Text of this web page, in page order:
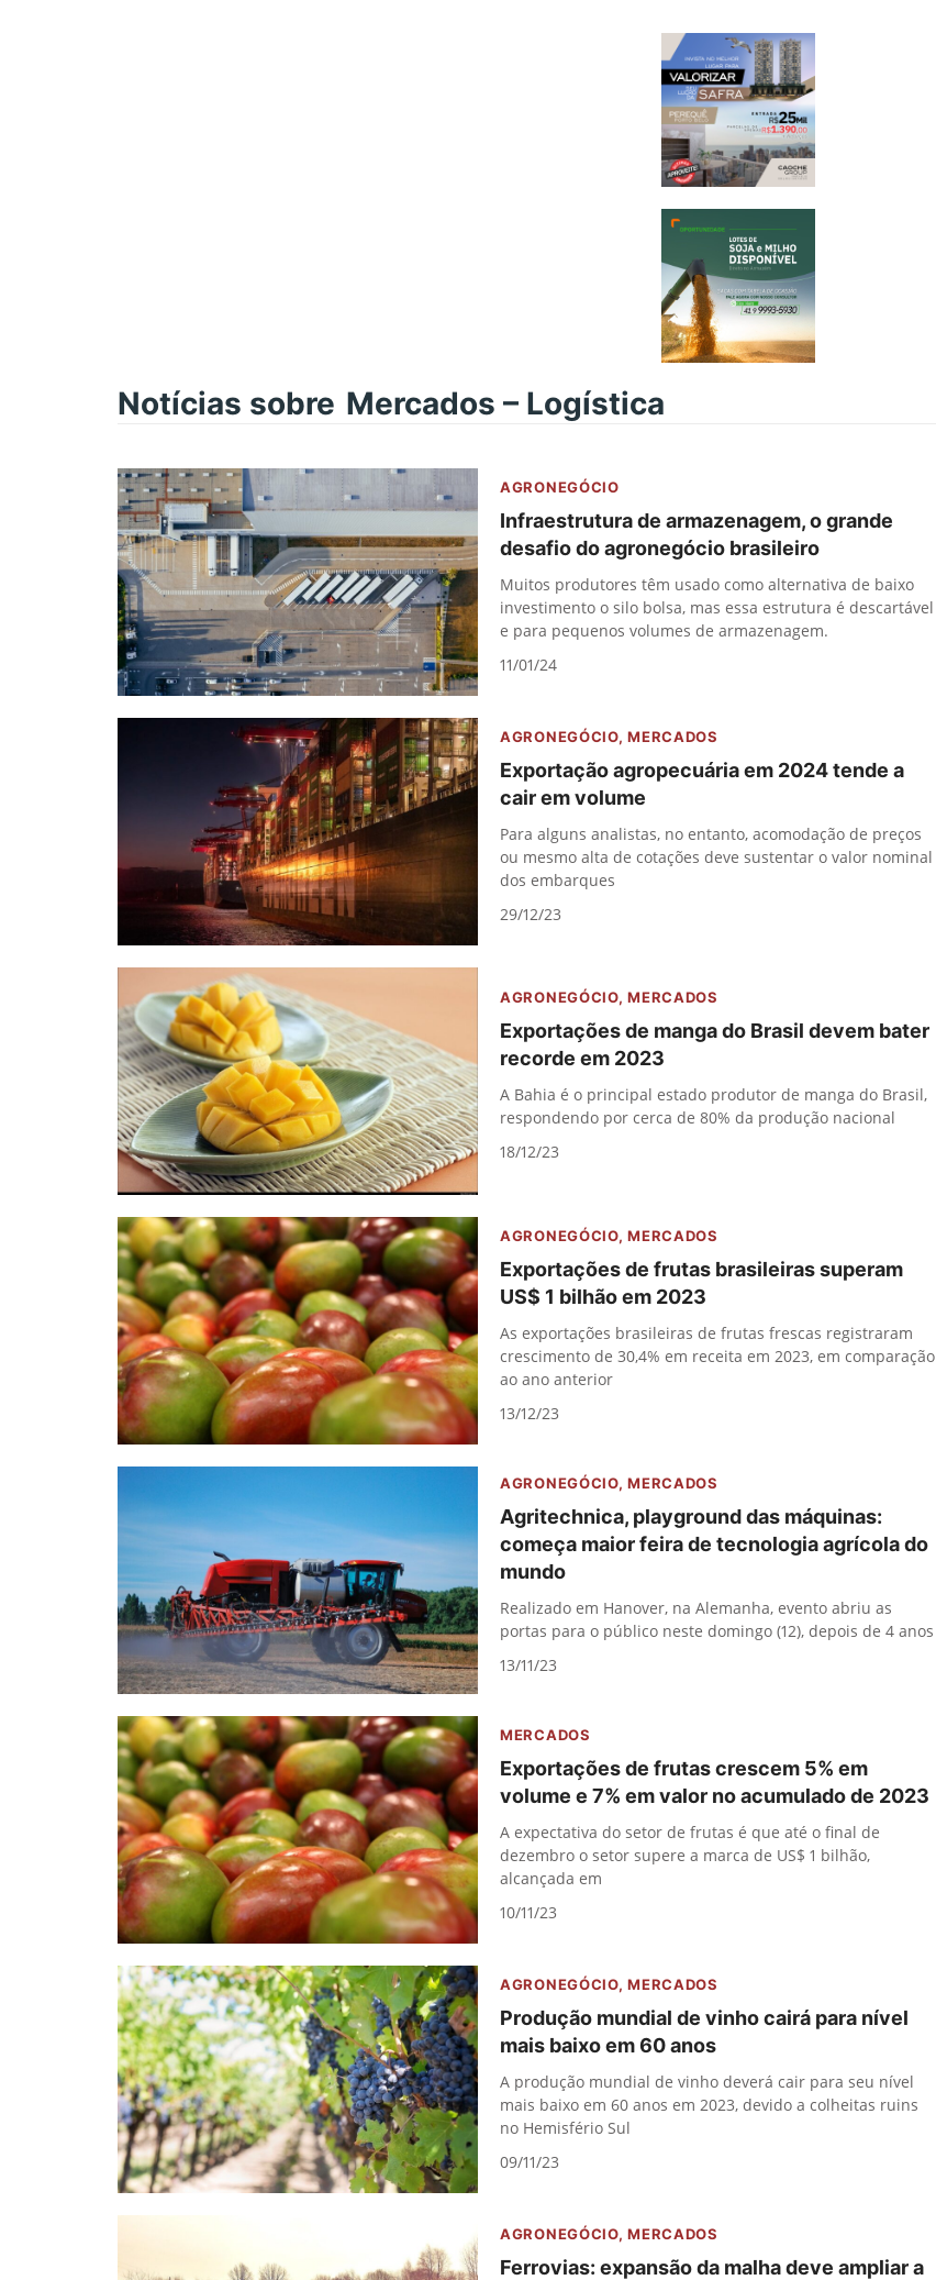
Notícias sobre Mercados – Logística
AGRONEGÓCIO
Infraestrutura de armazenagem, o grande
desafio do agronegócio brasileiro
Muitos produtores têm usado como alternativa de baixo
investimento o silo bolsa, mas essa estrutura é descartável
e para pequenos volumes de armazenagem.
11/01/24
AGRONEGÓCIO,MERCADOS
Exportação agropecuária em 2024 tende a
cair em volume
Para alguns analistas, no entanto, acomodação de preços
ou mesmo alta de cotações deve sustentar o valor nominal
dos embarques
29/12/23
AGRONEGÓCIO,MERCADOS
Exportações de manga do Brasil devem bater
recorde em 2023
A Bahia é o principal estado produtor de manga do Brasil,
respondendo por cerca de 80% da produção nacional
18/12/23
AGRONEGÓCIO,MERCADOS
Exportações de frutas brasileiras superam
US$ 1 bilhão em 2023
As exportações brasileiras de frutas frescas registraram
crescimento de 30,4% em receita em 2023, em comparação
ao ano anterior
13/12/23
AGRONEGÓCIO,MERCADOS
Agritechnica, playground das máquinas:
começa maior feira de tecnologia agrícola do
mundo
Realizado em Hanover, na Alemanha, evento abriu as
portas para o público neste domingo (12), depois de 4 anos
13/11/23
MERCADOS
Exportações de frutas crescem 5% em
volume e 7% em valor no acumulado de 2023
A expectativa do setor de frutas é que até o final de
dezembro o setor supere a marca de US$ 1 bilhão,
alcançada em
10/11/23
AGRONEGÓCIO,MERCADOS
Produção mundial de vinho cairá para nível
mais baixo em 60 anos
A produção mundial de vinho deverá cair para seu nível
mais baixo em 60 anos em 2023, devido a colheitas ruins
no Hemisfério Sul
09/11/23
AGRONEGÓCIO,MERCADOS
Ferrovias: expansão da malha deve ampliar a